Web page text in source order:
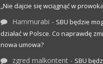
„Nie dajcie się wciągnąć w
Hammurabi - SBU będzie
działać w Polsce. Co naprawdę
nowa umowa?
zgred malkontent - SBU